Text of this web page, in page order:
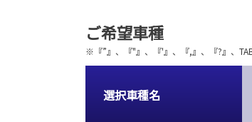
ご希望車種
※『”』、『"』、『'』、『,』、『?』、
選択車種名